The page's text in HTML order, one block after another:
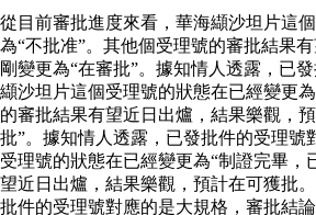
從目前審批進度來看，華海纈沙坦片這
為“不批准”。其他個受理號的審批結果
剛變更為“在審批”。據知情人透露，已
纈沙坦片這個受理號的狀態在已經變更
的審批結果有望近日出爐，結果樂觀，
批”。據知情人透露，已發批件的受理
受理號的狀態在已經變更為“制證完畢
望近日出爐，結果樂觀，預計在可獲批
批件的受理號對應的是大規格，審批結